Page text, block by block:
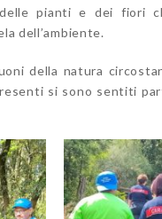
pianti e dei fiori
dell’ambiente.
della natura
si sono sentiti